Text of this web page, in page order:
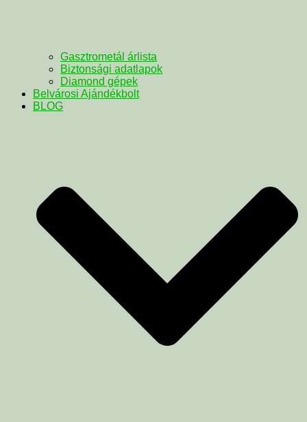
Gasztrometál árlista
Biztonsági adatlapok
Diamond gépek
Belvárosi Ajándékbolt
BLOG